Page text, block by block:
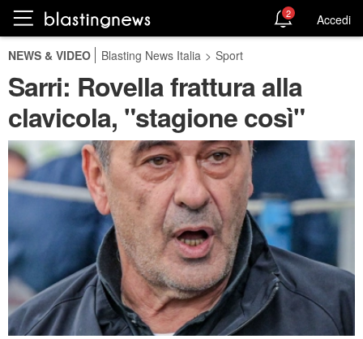
2 Accedi
NEWS & VIDEO Blasting News Italia > Sport
Sarri: Rovella frattura alla
clavicola, "stagione così"